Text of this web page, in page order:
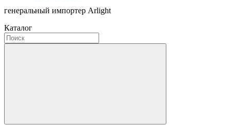
генеральный импортер Arlight
Каталог